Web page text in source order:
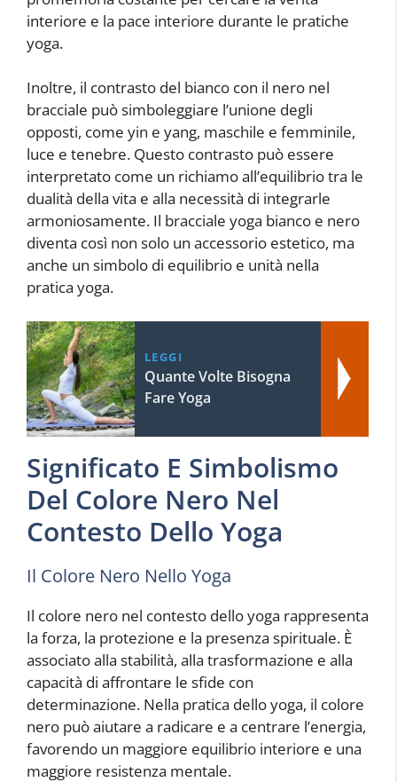
interiore e la pace interiore durante le pratiche
yoga.
Inoltre, il contrasto del bianco con il nero nel
bracciale può simboleggiare l’unione degli
opposti, come yin e yang, maschile e femminile,
luce e tenebre. Questo contrasto può essere
interpretato come un richiamo all’equilibrio tra le
dualità della vita e alla necessità di integrarle
armoniosamente. Il bracciale yoga bianco e nero
diventa così non solo un accessorio estetico, ma
anche un simbolo di equilibrio e unità nella
pratica yoga.
LEGGI
Quante Volte Bisogna
Fare Yoga
Significato E Simbolismo
Del Colore Nero Nel
Contesto Dello Yoga
Il Colore Nero Nello Yoga
Il colore nero nel contesto dello yoga rappresenta
la forza, la protezione e la presenza spirituale. È
associato alla stabilità, alla trasformazione e alla
capacità di affrontare le sfide con
determinazione. Nella pratica dello yoga, il colore
nero può aiutare a radicare e a centrare l’energia,
favorendo un maggiore equilibrio interiore e una
maggiore resistenza mentale.